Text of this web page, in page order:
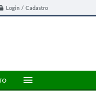
Login / Cadastro